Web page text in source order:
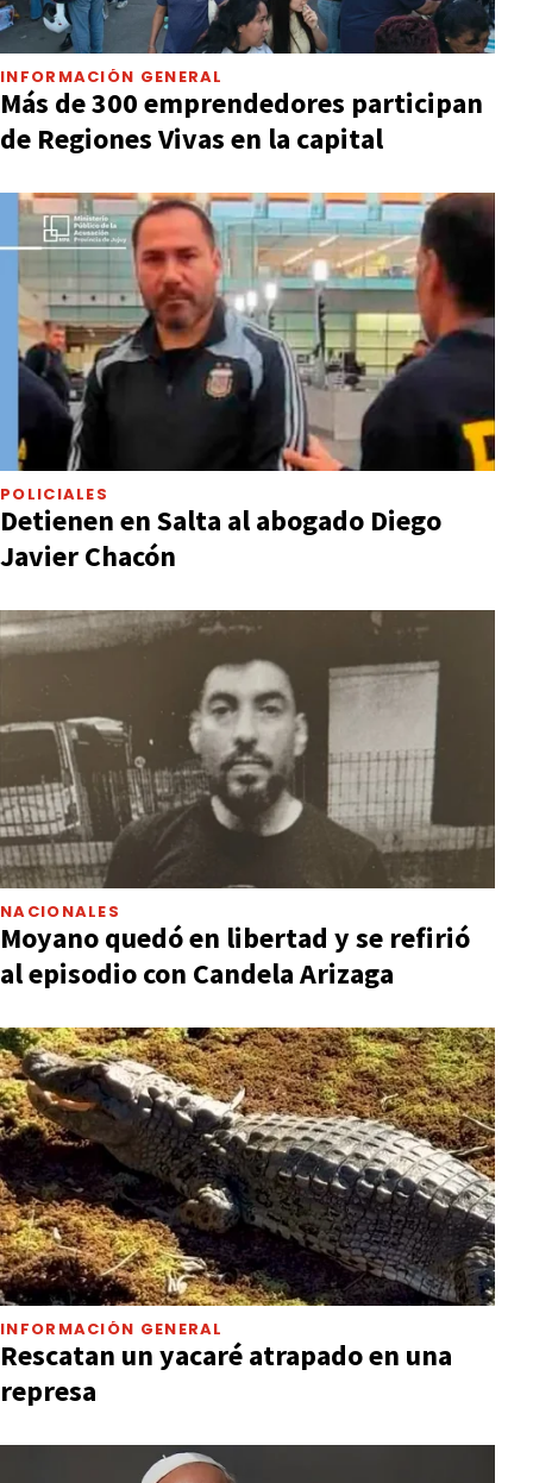
INFORMACIÓN GENERAL
Más de 300 emprendedores participan
de Regiones Vivas en la capital
POLICIALES
Detienen en Salta al abogado Diego
Javier Chacón
NACIONALES
Moyano quedó en libertad y se refirió
al episodio con Candela Arizaga
INFORMACIÓN GENERAL
Rescatan un yacaré atrapado en una
represa